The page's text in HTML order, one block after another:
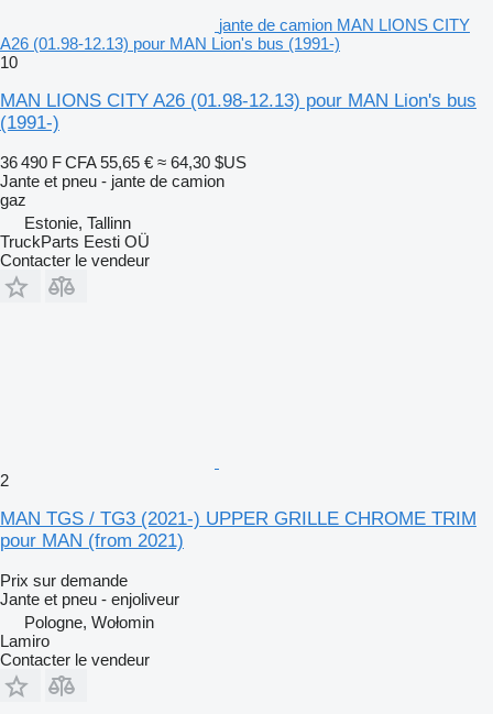
jante de camion MAN LIONS CITY
A26 (01.98-12.13) pour MAN Lion's bus (1991-)
10
MAN LIONS CITY A26 (01.98-12.13) pour MAN Lion's bus
(1991-)
36 490 F CFA 55,65 € ≈ 64,30 $US
Jante et pneu - jante de camion
gaz
Estonie, Tallinn
TruckParts Eesti OÜ
Contacter le vendeur
2
MAN TGS / TG3 (2021-) UPPER GRILLE CHROME TRIM
pour MAN (from 2021)
Prix sur demande
Jante et pneu - enjoliveur
Pologne, Wołomin
Lamiro
Contacter le vendeur